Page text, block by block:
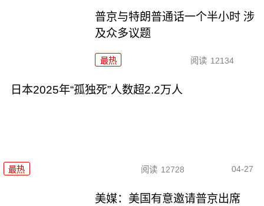
普京与特朗普通话一个半小时 涉
及众多议题
最热 阅读 12134
日本2025年“孤独死”人数超2.2万人
最热 阅读 12728 04-27
美媒：美国有意邀请普京出席